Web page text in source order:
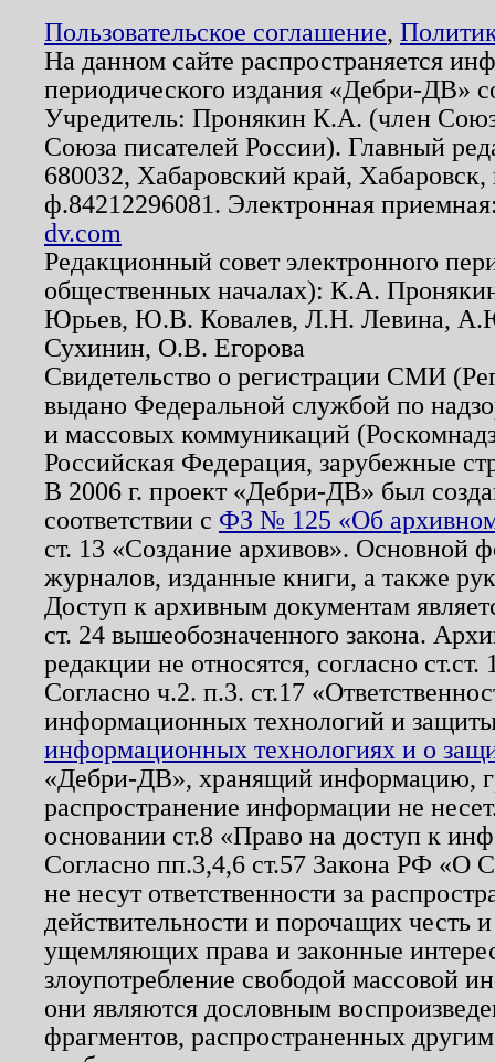
Пользовательское соглашение,
На данном сайте распространяется
периодического издания «Дебри-ДВ»
Учредитель: Пронякин К.А. (член
Союза писателей России). Главный
680032, Хабаровский край,
ф.84212296081. Электронная
dv.com
Редакционный совет электронного
общественных началах): К.А.
Юрьев, Ю.В. Ковалев, Л.Н. Левина,
Сухинин, О.В. Егорова
Свидетельство о регистрации СМИ
выдано Федеральной службой по
и массовых коммуникаций
Российская Федерация, зарубежные
В 2006 г. проект «Дебри-ДВ» был
соответствии с ФЗ № 125 «Об
ст. 13 «Создание архивов». Основной
журналов, изданные книги, а также
Доступ к архивным документам
ст. 24 вышеобозначенного закона.
редакции не относятся, согласно
Согласно ч.2. п.3. ст.17
информационных технологий и
информационных технологиях и о
«Дебри-ДВ», хранящий информацию,
распространение информации не
основании ст.8 «Право на доступ к
Согласно пп.3,4,6 ст.57 Закона РФ «О
не несут ответственности за
действительности и порочащих честь
ущемляющих права и законные
злоупотребление свободой массовой
они являются дословным
фрагментов, распространенных